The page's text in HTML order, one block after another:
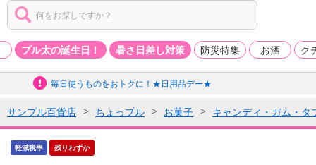
プル太の誕生日！ 暑さ日差し対策 防災特集 お酒 ク
毎日使うものをおトクに！★日用品デー★
サンプル百貨店 ちょっプル お菓子 キャンディ・ガム・タ
軽減税率 残りわずか